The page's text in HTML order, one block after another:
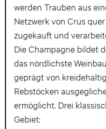
werden Trauben aus
Netzwerk von Crus
zugekauft und
Die Champagne bildet
das nördlichste
geprägt von
Rebstöcken
ermöglicht. Drei
Gebiet: